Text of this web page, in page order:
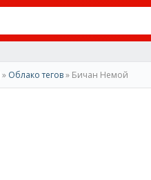
» Облако тегов» Бичан Немой